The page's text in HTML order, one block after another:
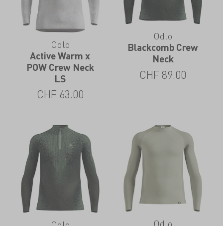
Odlo
Active Warm x
POW Crew Neck
LS
CHF 63.00
Odlo
Blackcomb Crew
Neck
CHF 89.00
Odlo